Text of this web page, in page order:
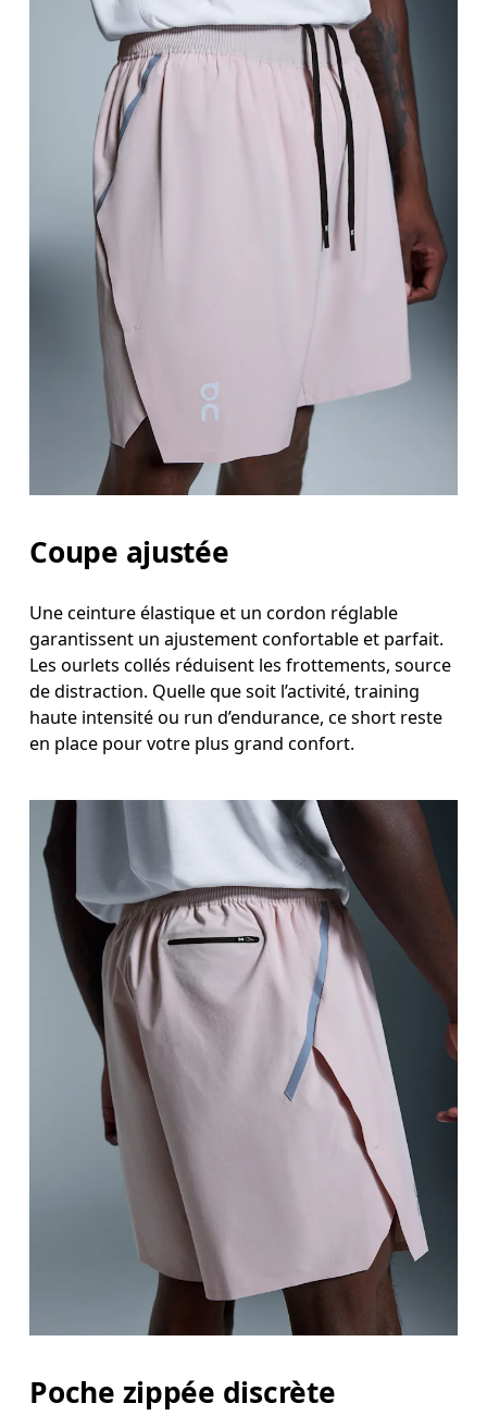
Coupe ajustée
Une ceinture élastique et un cordon réglable
garantissent un ajustement confortable et parfait.
Les ourlets collés réduisent les frottements, source
de distraction. Quelle que soit l’activité, training
haute intensité ou run d’endurance, ce short reste
en place pour votre plus grand confort.
Poche zippée discrète